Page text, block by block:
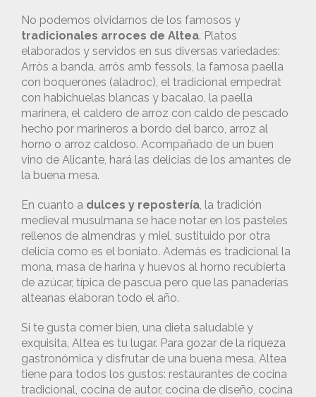
No podemos olvidarnos de los famosos y
tradicionales arroces de Altea. Platos
elaborados y servidos en sus diversas variedades:
Arròs a banda, arròs amb fessols, la famosa paella
con boquerones (aladroc), el tradicional empedrat
con habichuelas blancas y bacalao, la paella
marinera, el caldero de arroz con caldo de pescado
hecho por marineros a bordo del barco, arroz al
horno o arroz caldoso. Acompañado de un buen
vino de Alicante, hará las delicias de los amantes de
la buena mesa.
En cuanto a dulces y repostería, la tradición
medieval musulmana se hace notar en los pasteles
rellenos de almendras y miel, sustituido por otra
delicia como es el boniato. Además es tradicional la
mona, masa de harina y huevos al horno recubierta
de azúcar, típica de pascua pero que las panaderías
alteanas elaboran todo el año.
Si te gusta comer bien, una dieta saludable y
exquisita, Altea es tu lugar. Para gozar de la riqueza
gastronómica y disfrutar de una buena mesa, Altea
tiene para todos los gustos: restaurantes de cocina
tradicional, cocina de autor, cocina de diseño, cocina